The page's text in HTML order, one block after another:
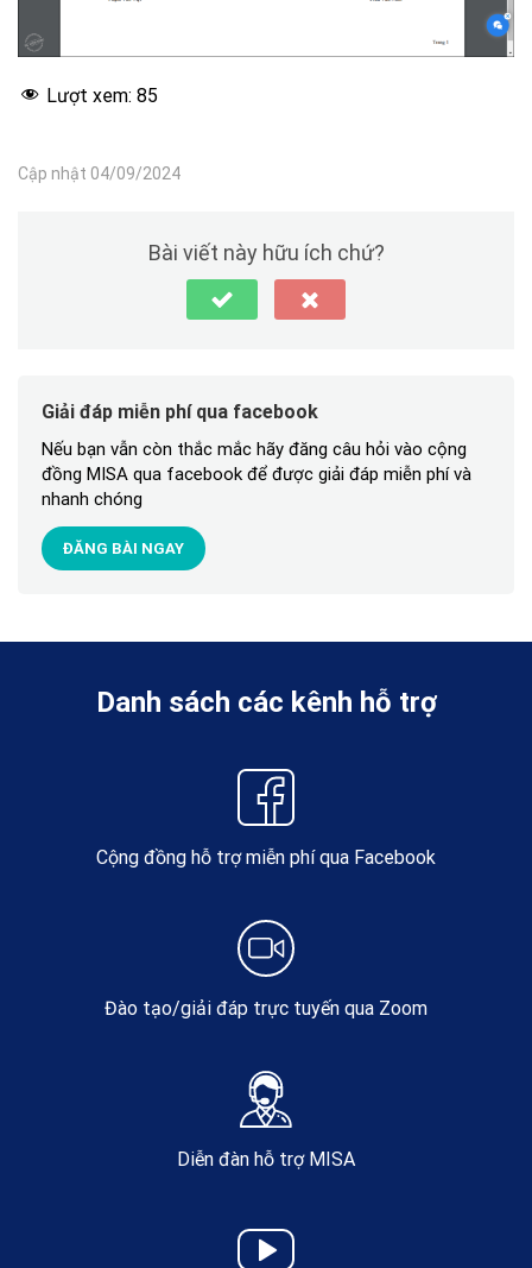
Lượt xem: 85
Cập nhật 04/09/2024
Bài viết này hữu ích chứ?
Giải đáp miễn phí qua facebook
Nếu bạn vẫn còn thắc mắc hãy đăng câu hỏi vào cộng
đồng MISA qua facebook để được giải đáp miễn phí và
nhanh chóng
ĐĂNG BÀI NGAY
Danh sách các kênh hỗ trợ
Cộng đồng hỗ trợ miễn phí qua Facebook
Đào tạo/giải đáp trực tuyến qua Zoom
Diễn đàn hỗ trợ MISA